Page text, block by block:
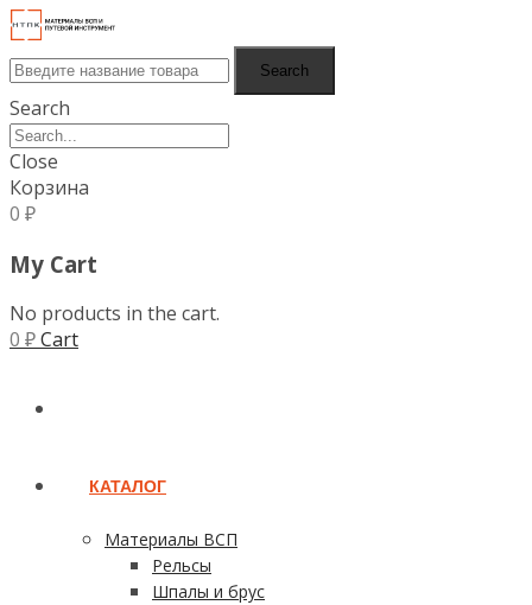
Search
Search
Close
Корзина
0 ₽
My Cart
No products in the cart.
0 ₽Cart
КАТАЛОГ
Материалы ВСП
Рельсы
Шпалы и брус